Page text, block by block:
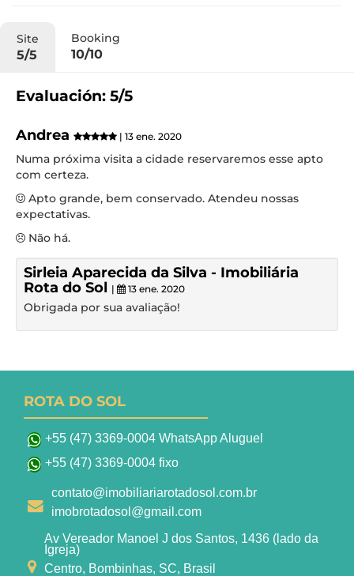
Site
5/5
Booking
10/10
Evaluación: 5/5
Andrea | 13 ene. 2020
Numa próxima visita a cidade reservaremos esse apto
com certeza.
Apto grande, bem conservado. Atendeu nossas
expectativas.
Não há.
Sirleia Aparecida da Silva - Imobiliária
Rota do Sol | 13 ene. 2020
Obrigada por sua avaliação!
ROTA DO SOL
+55 (47) 3369-0004 WhatsApp Aluguel
+55 (47) 3369-0004 fixo
contato@imobiliariarotadosol.com.br
imobrotadosol@gmail.com
Av Vereador Manoel J dos Santos, 1436 (lado da
Igreja)
Centro, Bombinhas, SC, Brasil